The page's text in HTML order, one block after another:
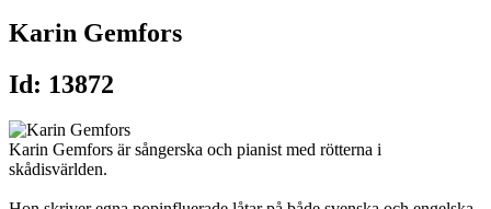
Karin Gemfors
Id: 13872
Karin Gemfors är sångerska och pianist med rötterna i
skådisvärlden.